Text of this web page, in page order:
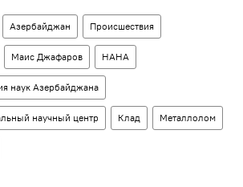
Азербайджан Происшествия
Маис Джафаров НАНА
наук Азербайджана
научный центр Клад Металлолом